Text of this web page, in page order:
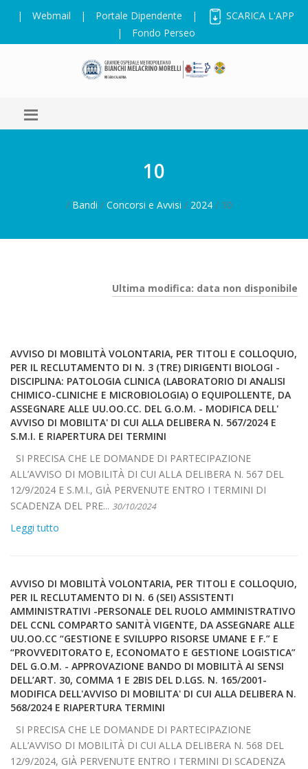
| Webmail | Portale Dipendente |
SCARICA L'APP
|
Fondo Perseo
10
/ Bandi / Concorsi e Avvisi / 2024/ 10
Ultima modifica: data non disponibile
AVVISO DI MOBILITÀ VOLONTARIA, PER TITOLI E COLLOQUIO,
PER IL RECLUTAMENTO DI N. 3 (TRE) DIRIGENTI BIOLOGI -
DISCIPLINA: PATOLOGIA CLINICA (LABORATORIO DI ANALISI
CHIMICO-CLINICHE E MICROBIOLOGIA) O EQUIPOLLENTE, DA
ASSEGNARE ALLE UU.OO.CC. DEL G.O.M. - MODIFICA DELL'
AVVISO DI MOBILITA' DI CUI ALLA DELIBERA N. 567/2024 E
S.M.I. E RIAPERTURA DEI TERMINI
SI PRECISA CHE LE DOMANDE DI PARTECIPAZIONE
ALL’AVVISO DI MOBILITÀ DI CUI ALLA DELIBERA N. 567 DEL
12/9/2024 E S.M.I., GIÀ PERVENUTE ENTRO I TERMINI DI
SCADENZA DEL PRE... 30/10/2024
Leggi tutto
AVVISO DI MOBILITÀ VOLONTARIA, PER TITOLI E COLLOQUIO,
PER IL RECLUTAMENTO DI N. 6 (SEI) ASSISTENTI
AMMINISTRATIVI -PERSONALE DEL RUOLO AMMINISTRATIVO
DEL CCNL COMPARTO SANITÀ VIGENTE, DA ASSEGNARE ALLE
UU.OO.CC “GESTIONE E SVILUPPO RISORSE UMANE E F.” E
“PROVVEDITORATO E, ECONOMATO E GESTIONE LOGISTICA”
DEL G.O.M. - APPROVAZIONE BANDO DI MOBILITÀ AI SENSI
DELL’ART. 30, COMMA 1 E 2BIS DEL D.LGS. N. 165/2001-
MODIFICA DELL'AVVISO DI MOBILITA' DI CUI ALLA DELIBERA N.
568/2024 E RIAPERTURA TERMINI
SI PRECISA CHE LE DOMANDE DI PARTECIPAZIONE
ALL’AVVISO DI MOBILITÀ DI CUI ALLA DELIBERA N. 568 DEL
12/9/2024, GIÀ PERVENUTE ENTRO I TERMINI DI SCADENZA